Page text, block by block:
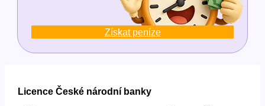
Získat peníze
Licence České národní banky